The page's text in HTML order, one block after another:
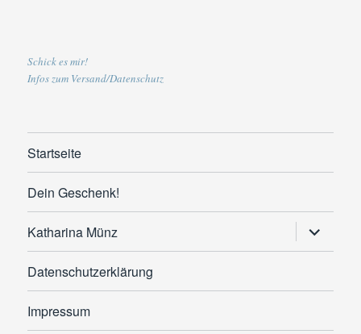
Schick es mir!
Infos zum Versand/Datenschutz
Startseite
Dein Geschenk!
Katharina Münz
anzeigen
Datenschutzerklärung
Impressum